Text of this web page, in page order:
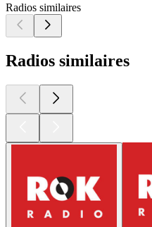
Radios similaires
Radios similaires